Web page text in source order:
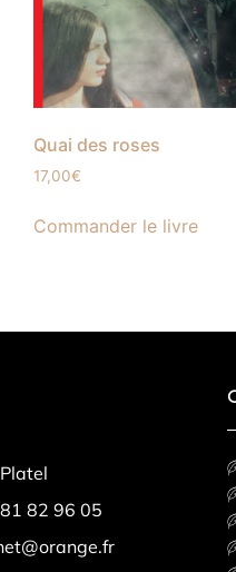
Quai des roses
17,00€
Commander le livre
82 96 05